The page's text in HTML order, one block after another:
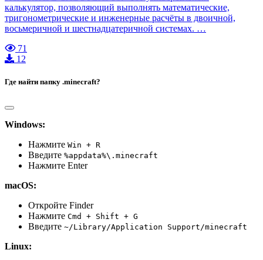
калькулятор, позволяющий выполнять математические,
тригонометрические и инженерные расчёты в двоичной,
восьмеричной и шестнадцатеричной системах. …
71
12
Где найти папку .minecraft?
Windows:
Нажмите Win + R
Введите %appdata%\.minecraft
Нажмите Enter
macOS:
Откройте Finder
Нажмите Cmd + Shift + G
Введите ~/Library/Application Support/minecraft
Linux: